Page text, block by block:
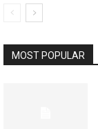
MOST POPULAR